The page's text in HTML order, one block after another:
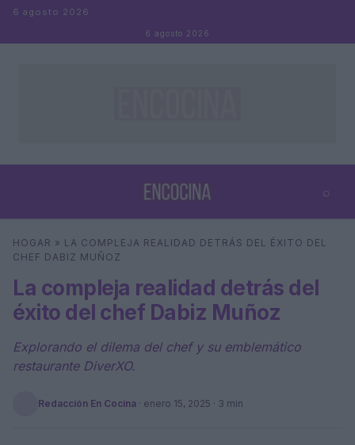
Saltar al contenido
6 agosto 2026
6 agosto 2026
⌕
Buscar ⌕ ×
HOGAR » LA COMPLEJA REALIDAD DETRÁS DEL ÉXITO DEL
CHEF DABIZ MUÑOZ
La compleja realidad detrás del
éxito del chef Dabiz Muñoz
Explorando el dilema del chef y su emblemático
restaurante DiverXO.
Redacción En Cocina · enero 15, 2025 · 3 min